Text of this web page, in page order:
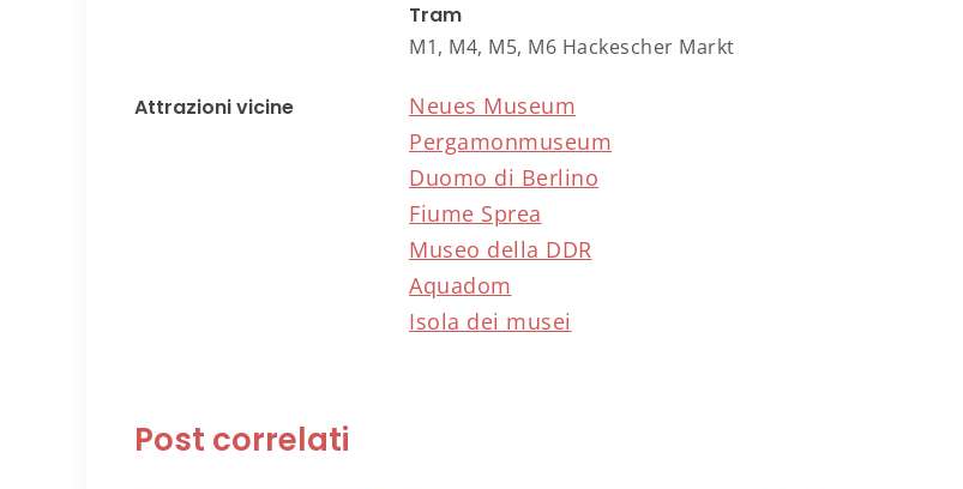
Tram
M1, M4, M5, M6 Hackescher Markt
Attrazioni vicine
Neues Museum
Pergamonmuseum
Duomo di Berlino
Fiume Sprea
Museo della DDR
Aquadom
Isola dei musei
Post correlati